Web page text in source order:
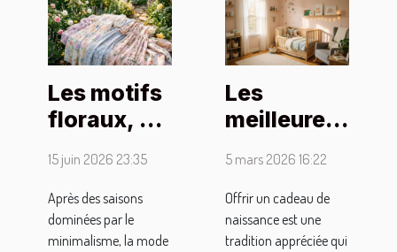
Les motifs
floraux, un
rassurant
dans la
mode
15 juin 2026 23:35
Après des saisons
dominées par le
minimalisme, la mode
Les
meilleures
cadeaux
pour une
naissance
5 mars 2026 16:22
Offrir un cadeau de
naissance est une
tradition appréciée qui